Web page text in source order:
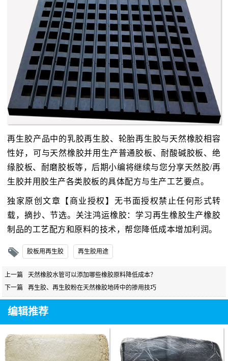
再生胶产品中的乳胶再生胶、轮胎再生胶与天然橡胶相容
性好，可与天然橡胶并用生产普通胶板、耐酸碱胶板、绝
缘胶板、耐磨胶板等，后期小编将继续与您分享天然胶/再
生胶并用胶生产各类胶板的具体配方与生产工艺要点。
独家原创文章【商业授权】无书面授权禁止任何形式转
载，摘抄、节选。关注鸿运橡胶：学习再生橡胶生产橡胶
制品的工艺配方和原料的技术，帮您降低成本增加利润。
胶板用再生胶 再生胶用途
上一篇
天然橡胶水管可以添加哪些橡胶原料降低成本？
下一篇
再生胶、再生胶粉在天然橡胶地砖中的掺用技巧
编辑推荐